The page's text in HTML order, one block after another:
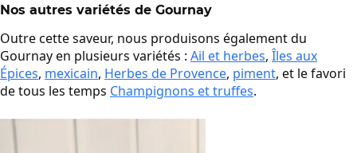
Nos autres variétés de Gournay
Outre cette saveur, nous produisons également du
Gournay en plusieurs variétés : Ail et herbes, Îles aux
Épices, mexicain, Herbes de Provence, piment, et le favori
de tous les temps Champignons et truffes.